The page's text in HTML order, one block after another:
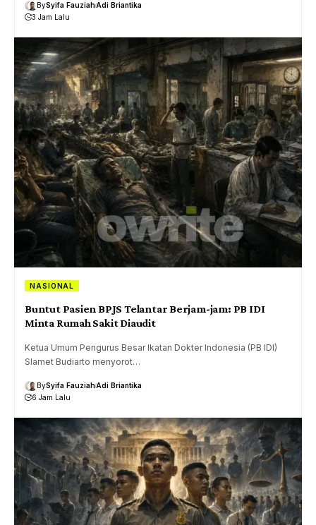
BySyifa FauziahAdi Briantika
3 Jam Lalu
NASIONAL
Buntut Pasien BPJS Telantar Berjam-jam: PB IDI
Minta Rumah Sakit Diaudit
Ketua Umum Pengurus Besar Ikatan Dokter Indonesia (PB IDI)
Slamet Budiarto menyorot…
BySyifa FauziahAdi Briantika
6 Jam Lalu